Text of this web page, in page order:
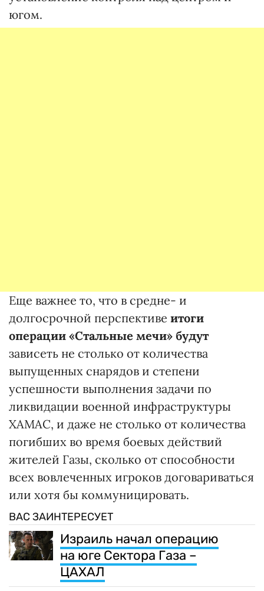
югом.
Еще важнее то, что в средне- и
долгосрочной перспективе итоги
операции «Стальные мечи» будут
зависеть не столько от количества
выпущенных снарядов и степени
успешности выполнения задачи по
ликвидации военной инфраструктуры
ХАМАС, и даже не столько от количества
погибших во время боевых действий
жителей Газы, сколько от способности
всех вовлеченных игроков договариваться
или хотя бы коммуницировать.
ВАС ЗАИНТЕРЕСУЕТ
Израиль начал операцию
на юге Сектора Газа –
ЦАХАЛ